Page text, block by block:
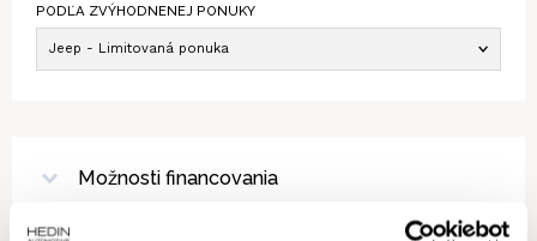
PODĽA ZVÝHODNENEJ PONUKY
Jeep - Limitovaná ponuka
Možnosti financovania